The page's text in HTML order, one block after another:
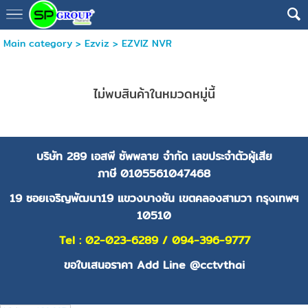
Main category> Ezviz> EZVIZ NVR
ไม่พบสินค้าในหมวดหมู่นี้
บริษัท 289 เอสพี ซัพพลาย จำกัด เลขประจำตัวผู้เสีย
ภาษี 0105561047468
19 ซอยเจริญพัฒนา19 แขวงบางชัน เขตคลองสามวา กรุงเทพฯ
10510
Tel : 02-023-6289 / 094-396-9777
ขอใบเสนอราคา Add Line @cctvthai